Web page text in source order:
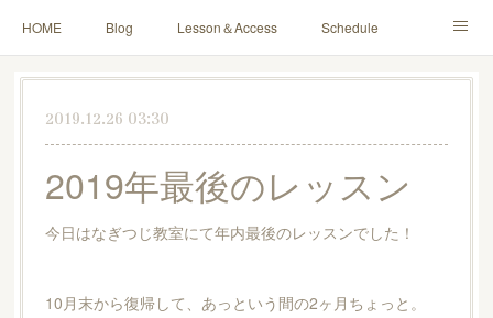
HOME Blog Lesson＆Access Schedule
Yoga for Mama＆Baby About Contact
2019.12.26 03:30
2019年最後のレッスン
今日はなぎつじ教室にて年内最後のレッスンでした！
10月末から復帰して、あっという間の2ヶ月ちょっと。